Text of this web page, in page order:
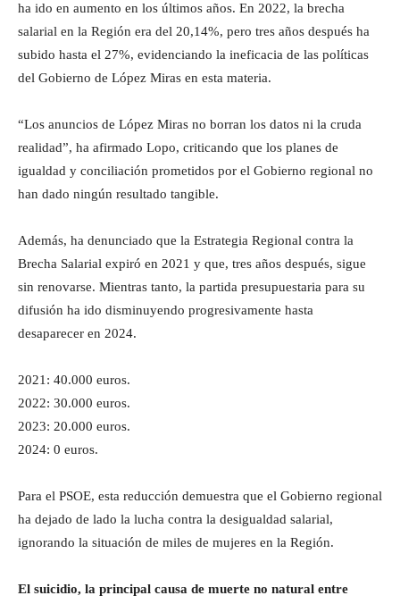
ha ido en aumento en los últimos años. En 2022, la brecha
salarial en la Región era del 20,14%, pero tres años después ha
subido hasta el 27%, evidenciando la ineficacia de las políticas
del Gobierno de López Miras en esta materia.
“Los anuncios de López Miras no borran los datos ni la cruda
realidad”, ha afirmado Lopo, criticando que los planes de
igualdad y conciliación prometidos por el Gobierno regional no
han dado ningún resultado tangible.
Además, ha denunciado que la Estrategia Regional contra la
Brecha Salarial expiró en 2021 y que, tres años después, sigue
sin renovarse. Mientras tanto, la partida presupuestaria para su
difusión ha ido disminuyendo progresivamente hasta
desaparecer en 2024.
2021: 40.000 euros.
2022: 30.000 euros.
2023: 20.000 euros.
2024: 0 euros.
Para el PSOE, esta reducción demuestra que el Gobierno regional
ha dejado de lado la lucha contra la desigualdad salarial,
ignorando la situación de miles de mujeres en la Región.
El suicidio, la principal causa de muerte no natural entre